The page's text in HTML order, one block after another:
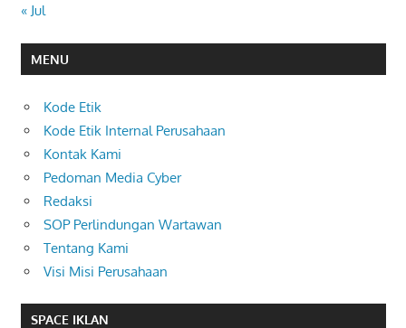
« Jul
MENU
Kode Etik
Kode Etik Internal Perusahaan
Kontak Kami
Pedoman Media Cyber
Redaksi
SOP Perlindungan Wartawan
Tentang Kami
Visi Misi Perusahaan
SPACE IKLAN